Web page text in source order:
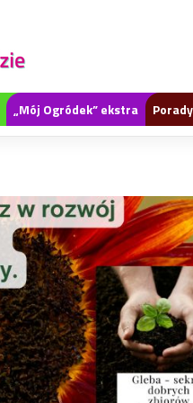
„Mój Ogródek” ekstra